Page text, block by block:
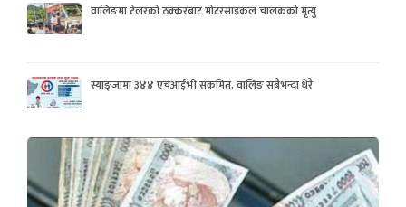
वालिङमा टेलरको ठक्करबाट मोटरसाइकल चालकको मृत्यु
स्याङ्जामा ३४४ एचआईभी संक्रमित, वालिङ सबैभन्दा धेरै